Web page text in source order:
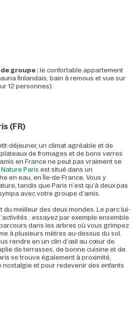
groupe :le confortable appartement
finlandais, bain à remous et vue sur
12 personnes).
(FR)
déjeuner, un climat agréable et de
de fromages et de bons verres
en France ne peut pas vraiment se
Paris est situé dans un
en eau, en Île-de-France. Vous y
tandis que Paris n’est qu’à deux pas
avec votre groupe d’amis.
du meilleur des deux mondes. Le parc lui-
: essayez par exemple ensemble
dans les arbres où vous grimpez
à plusieurs mètres au-dessus du sol.
rendre en un clin d’œil au cœur de
de terrasses, de bonne cuisine et de
se trouve également à proximité,
nostalgie et pour redevenir des enfants